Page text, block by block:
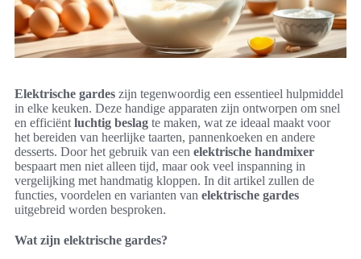
Elektrische gardes zijn tegenwoordig een essentieel hulpmiddel
in elke keuken. Deze handige apparaten zijn ontworpen om snel
en efficiënt luchtig beslag te maken, wat ze ideaal maakt voor
het bereiden van heerlijke taarten, pannenkoeken en andere
desserts. Door het gebruik van een elektrische handmixer
bespaart men niet alleen tijd, maar ook veel inspanning in
vergelijking met handmatig kloppen. In dit artikel zullen de
functies, voordelen en varianten van elektrische gardes
uitgebreid worden besproken.
Wat zijn elektrische gardes?